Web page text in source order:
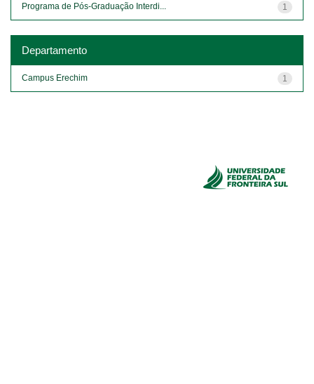
1
Programa de Pós-Graduação Interdi...
Departamento
1
Campus Erechim